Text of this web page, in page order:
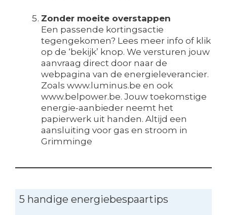
Zonder moeite overstappen
Een passende kortingsactie
tegengekomen? Lees meer info of klik
op de ‘bekijk’ knop. We versturen jouw
aanvraag direct door naar de
webpagina van de energieleverancier.
Zoals www.luminus.be en ook
www.belpower.be. Jouw toekomstige
energie-aanbieder neemt het
papierwerk uit handen. Altijd een
aansluiting voor gas en stroom in
Grimminge
5 handige energiebespaartips